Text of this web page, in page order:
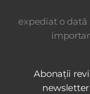
expediat o
Abonații